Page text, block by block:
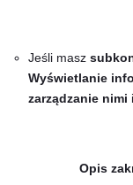
Jeśli masz
Wyświetlanie
zarządzanie nimi
Opis